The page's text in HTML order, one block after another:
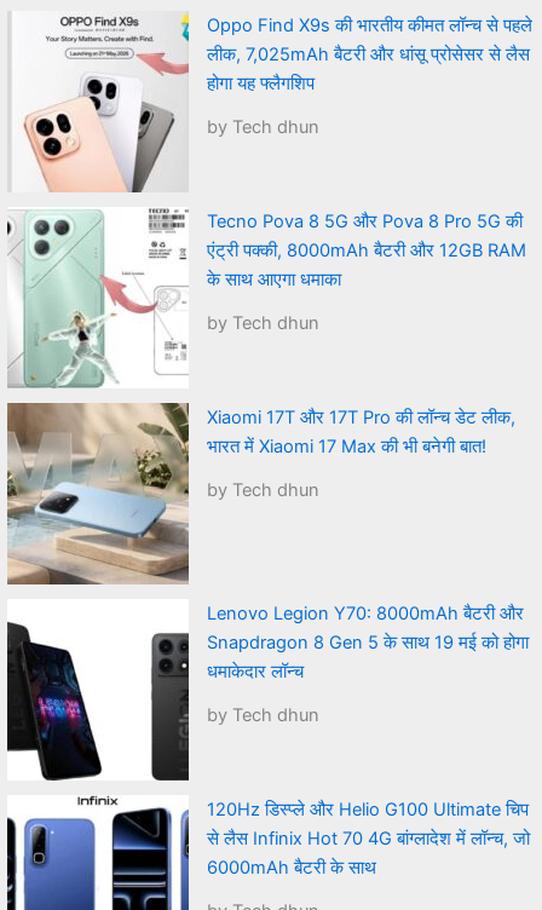
Oppo Find X9s की भारतीय कीमत लॉन्च से पहले
लीक, 7,025mAh बैटरी और धांसू प्रोसेसर से लैस
होगा यह फ्लैगशिप
by Tech dhun
Tecno Pova 8 5G और Pova 8 Pro 5G की
एंट्री पक्की, 8000mAh बैटरी और 12GB RAM
के साथ आएगा धमाका
by Tech dhun
Xiaomi 17T और 17T Pro की लॉन्च डेट लीक,
भारत में Xiaomi 17 Max की भी बनेगी बात!
by Tech dhun
Lenovo Legion Y70: 8000mAh बैटरी और
Snapdragon 8 Gen 5 के साथ 19 मई को होगा
धमाकेदार लॉन्च
by Tech dhun
120Hz डिस्प्ले और Helio G100 Ultimate चिप
से लैस Infinix Hot 70 4G बांग्लादेश में लॉन्च, जो
6000mAh बैटरी के साथ